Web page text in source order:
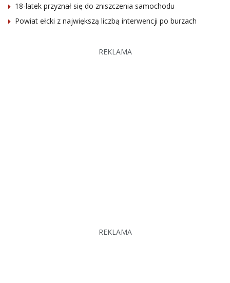
18-latek przyznał się do zniszczenia samochodu
Powiat ełcki z największą liczbą interwencji po burzach
REKLAMA
REKLAMA